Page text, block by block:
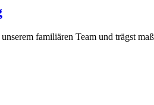
familiären Team und trägst